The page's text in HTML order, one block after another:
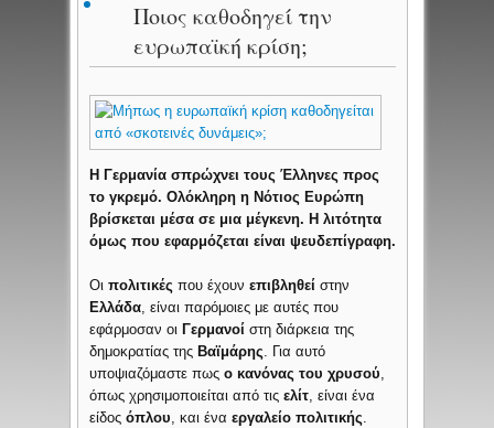
Ποιος καθοδηγεί την
ευρωπαϊκή κρίση;
Η Γερμανία σπρώχνει τους Έλληνες προς
το γκρεμό. Ολόκληρη η Νότιος Ευρώπη
βρίσκεται μέσα σε μια μέγκενη. Η λιτότητα
όμως που εφαρμόζεται είναι ψευδεπίγραφη.
Οιπολιτικέςπου έχουνεπιβληθεί στην
Ελλάδα, είναι παρόμοιες με αυτές που
εφάρμοσαν οι Γερμανοίστη διάρκεια της
δημοκρατίας της Βαϊμάρης. Για αυτό
υποψιαζόμαστε πωςο κανόνας του χρυσού,
όπως χρησιμοποιείται από τιςελίτ, είναι ένα
είδοςόπλου, και έναεργαλείο πολιτικής.